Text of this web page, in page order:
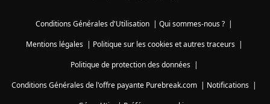
Conditions Générales d'Utilisation Qui sommes-nous ?
Mentions légales| Politique sur les cookies et autres traceurs|
Politique de protection des données|
Conditions Générales de l'offre payante Purebreak.com
Notifications